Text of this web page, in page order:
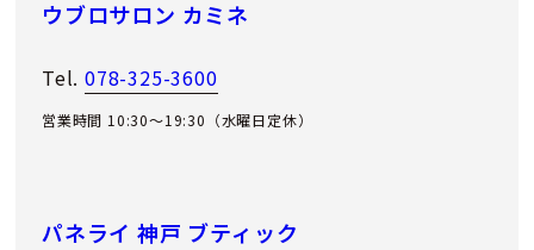
ウブロサロン カミネ
Tel. 078-325-3600
営業時間 10:30～19:30（水曜日定休）
パネライ 神戸 ブティック